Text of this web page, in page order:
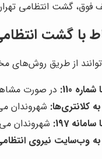
فوق، گشت انتظامی
با گشت
از طریق روش‌های
110:
در صورت مشاهده هرگونه
کلانتری‌ها: شهروندان
197:
شهروندان می‌توانند از طریق سامانه 197،
به وب‌سایت نیروی